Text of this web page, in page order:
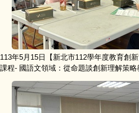
113年5月15日【新北市112學年度教育創
課程- 國語文領域：從命題談創新理解策略